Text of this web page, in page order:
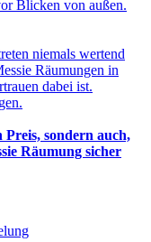
Blicken von außen.
niemals wertend
Räumungen in
dabei ist.
sondern auch,
Räumung sicher